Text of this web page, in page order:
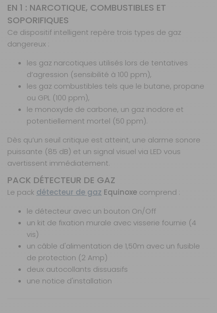
EN 1 : NARCOTIQUE, COMBUSTIBLES ET
SOPORIFIQUES
Ce dispositif intelligent repère trois types de gaz
dangereux :
les gaz narcotiques utilisés lors de tentatives
d’agression (sensibilité à 100 ppm),
les gaz combustibles tels que le butane, propane
ou GPL (100 ppm),
le monoxyde de carbone, un gaz inodore et
potentiellement mortel (50 ppm).
Dès qu’un seuil critique est atteint, une alarme sonore
puissante (85 dB) et un signal visuel via LED vous
avertissent immédiatement.
PACK DÉTECTEUR DE GAZ
Le pack détecteur de gaz Equinoxe comprend :
le détecteur avec un bouton On/Off
un kit de fixation murale avec visserie fournie (4
vis)
un câble d'alimentation de 1,50m avec un fusible
de protection (2 Amp)
deux autocollants dissuasifs
une notice d'installation